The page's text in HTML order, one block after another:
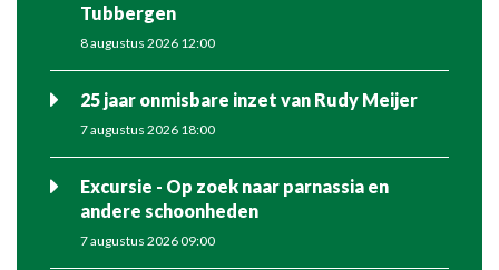
Tubbergen
8 augustus 2026 12:00
25 jaar onmisbare inzet van Rudy Meijer
7 augustus 2026 18:00
Excursie - Op zoek naar parnassia en
andere schoonheden
7 augustus 2026 09:00